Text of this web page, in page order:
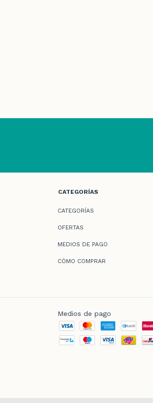
CATEGORÍAS
CATEGORÍAS
OFERTAS
MEDIOS DE PAGO
CÓMO COMPRAR
Medios de pago